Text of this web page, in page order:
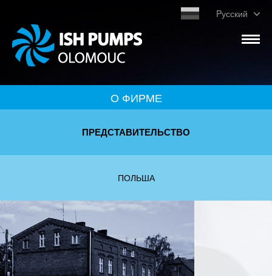
Pусский
О ФИРМЕ
ПРЕДСТАВИТЕЛЬСТВО
ПОЛЬША